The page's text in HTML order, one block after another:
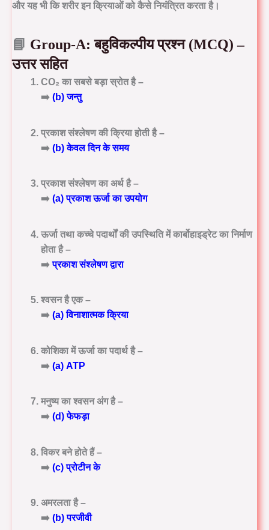
और यह भी कि शरीर इन क्रियाओं को कैसे नियंत्रित करता है।
📘 Group-A: बहुविकल्पीय प्रश्न (MCQ) –
उत्तर सहित
CO₂ का सबसे बड़ा स्रोत है –
➡️ (b) जन्तु
प्रकाश संश्लेषण की क्रिया होती है –
➡️ (b) केवल दिन के समय
प्रकाश संश्लेषण का अर्थ है –
➡️ (a) प्रकाश ऊर्जा का उपयोग
ऊर्जा तथा कच्चे पदार्थों की उपस्थिति में कार्बोहाइड्रेट का निर्माण
होता है –
➡️प्रकाश संश्लेषण द्वारा
श्वसन है एक –
➡️ (a) विनाशात्मक क्रिया
कोशिका में ऊर्जा का पदार्थ है –
➡️ (a) ATP
मनुष्य का श्वसन अंग है –
➡️ (d) फेफड़ा
विकर बने होते हैं –
➡️ (c) प्रोटीन के
अमरलता है –
➡️ (b) परजीवी